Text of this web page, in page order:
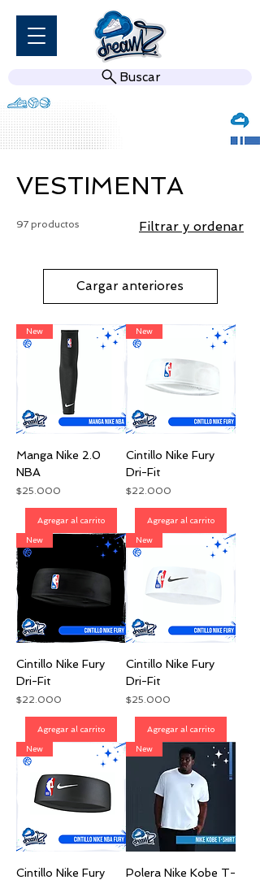
Buscar
VESTIMENTA
97 productos Filtrar y ordenar
Cargar anteriores
New
Manga Nike 2.0
NBA
Precio
$25.000
Agregar al carrito
New
Cintillo Nike Fury
Dri-Fit
Precio
$22.000
Agregar al carrito
New
Cintillo Nike Fury
Dri-Fit
Precio
$22.000
Agregar al carrito
New
Cintillo Nike Fury
Dri-Fit
Precio
$25.000
Agregar al carrito
New
Cintillo Nike Fury
New
Polera Nike Kobe T-